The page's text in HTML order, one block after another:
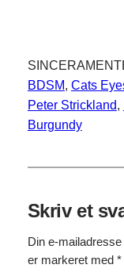
BDSM, Cats
Peter Strickland,
Burgundy
Skriv et
Din e-
er markeret med *